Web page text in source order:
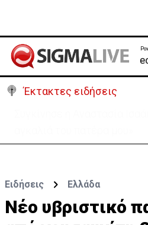
Έκτακτες ειδήσεις
Ειδήσεις Ελλάδα
Νέο υβριστικό